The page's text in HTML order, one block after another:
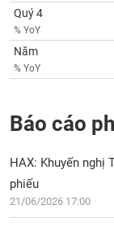
Quý 4
% YoY
Năm
% YoY
Báo cáo
HAX: Khuyến nghị
phiếu
21/06/2026 17:00